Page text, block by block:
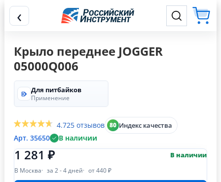
‹
Крыло переднее JOGGER
05000Q006
Для питбайков
Применение
4.725 отзывов 80 Индекс качества
Арт. 35650 В наличии
1 281 ₽ В наличии
В Москва за 2 - 4 дней от 440 ₽